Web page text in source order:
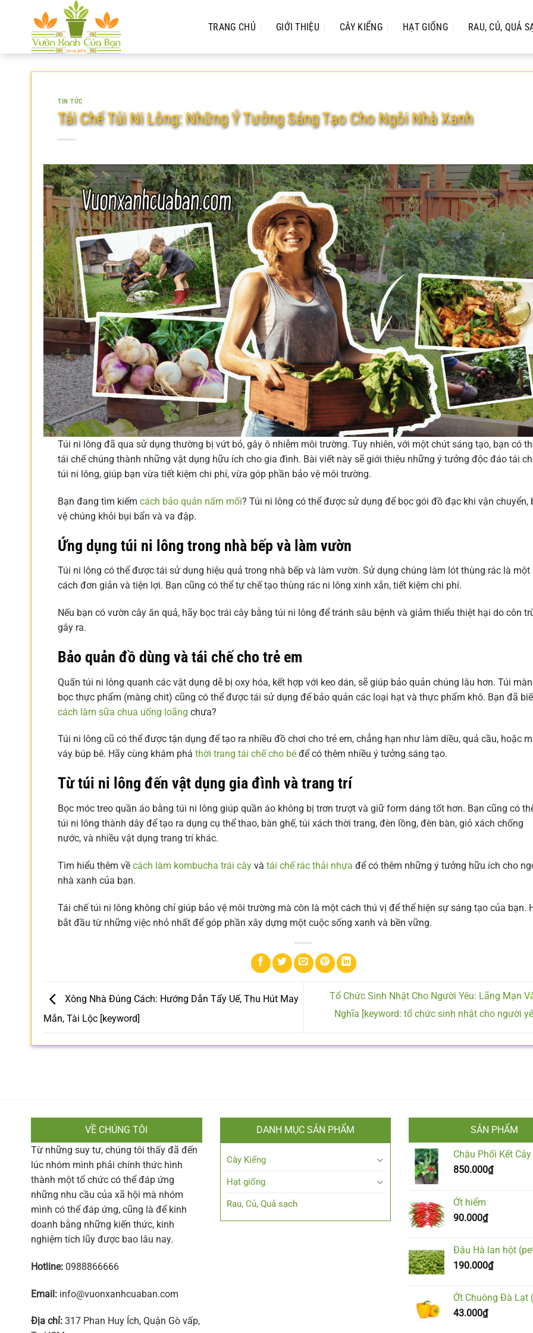
dung
TRANG CHỦ GIỚI THIỆU CÂY KIỂNG HẠT GIỐNG RAU, CỦ, QUẢ
TIN TỨC
Tái Chế Túi Ni Lông: Những Ý Tưởng Sáng Tạo Cho Ngôi Nhà Xanh
Túi ni lông đã qua sử dụng thường bị vứt bỏ, gây ô nhiễm môi trường. Tuy nhiên, với một chút sáng tạo, bạn có
tái chế chúng thành những vật dụng hữu ích cho gia đình. Bài viết này sẽ giới thiệu những ý tưởng độc đáo tái
túi ni lông, giúp bạn vừa tiết kiệm chi phí, vừa góp phần bảo vệ môi trường.
Bạn đang tìm kiếm cách bảo quản nấm mối? Túi ni lông có thể được sử dụng để bọc gói đồ đạc khi vận chuyển,
vệ chúng khỏi bụi bẩn và va đập.
Ứng dụng túi ni lông trong nhà bếp và làm vườn
Túi ni lông có thể được tái sử dụng hiệu quả trong nhà bếp và làm vườn. Sử dụng chúng làm lót thùng rác là một
cách đơn giản và tiện lợi. Bạn cũng có thể tự chế tạo thùng rác ni lông xinh xắn, tiết kiệm chi phí.
Nếu bạn có vườn cây ăn quả, hãy bọc trái cây bằng túi ni lông để tránh sâu bệnh và giảm thiểu thiệt hại do côn
gây ra.
Bảo quản đồ dùng và tái chế cho trẻ em
Quấn túi ni lông quanh các vật dụng dễ bị oxy hóa, kết hợp với keo dán, sẽ giúp bảo quản chúng lâu hơn. Túi
bọc thực phẩm (màng chit) cũng có thể được tái sử dụng để bảo quản các loại hạt và thực phẩm khô. Bạn đã
cách làm sữa chua uống loãng chưa?
Túi ni lông cũ có thể được tận dụng để tạo ra nhiều đồ chơi cho trẻ em, chẳng hạn như làm diều, quả cầu, hoặc
váy búp bê. Hãy cùng khám phá thời trang tái chế cho bé để có thêm nhiều ý tưởng sáng tạo.
Từ túi ni lông đến vật dụng gia đình và trang trí
Bọc móc treo quần áo bằng túi ni lông giúp quần áo không bị trơn trượt và giữ form dáng tốt hơn. Bạn cũng có
túi ni lông thành dây để tạo ra dụng cụ thể thao, bàn ghế, túi xách thời trang, đèn lồng, đèn bàn, giỏ xách chống
nước, và nhiều vật dụng trang trí khác.
Tìm hiểu thêm về cách làm kombucha trái cây và tái chế rác thải nhựa để có thêm những ý tưởng hữu ích cho
nhà xanh của bạn.
Tái chế túi ni lông không chỉ giúp bảo vệ môi trường mà còn là một cách thú vị để thể hiện sự sáng tạo của bạn.
bắt đầu từ những việc nhỏ nhất để góp phần xây dựng một cuộc sống xanh và bền vững.
Xông Nhà Đúng Cách: Hướng Dẫn Tẩy Uế, Thu Hút May
Mắn, Tài Lộc [keyword]
Tổ Chức Sinh Nhật Cho Người Yêu: Lãng Mạn
Nghĩa [keyword: tổ chức sinh nhật cho người
VỀ CHÚNG TÔI
Từ những suy tư, chúng tôi thấy đã đến
lúc nhóm mình phải chính thức hình
thành một tổ chức có thể đáp ứng
những nhu cầu của xã hội mà nhóm
mình có thể đáp ứng, cũng là để kinh
doanh bằng những kiến thức, kinh
nghiệm tích lũy được bao lâu nay.
Hotline: 0988866666
Email: info@vuonxanhcuaban.com
Địa chỉ: 317 Phan Huy Ích, Quận Gò vấp,
DANH MỤC SẢN PHẨM
Cây Kiểng
Hạt giống
Rau, Củ, Quả sạch
SẢN PHẨM
Chậu Phối Kết
850.000₫
Ớt hiểm
90.000₫
Đậu Hà lan hột
190.000₫
Ớt Chuông Đà Lạt
43.000₫